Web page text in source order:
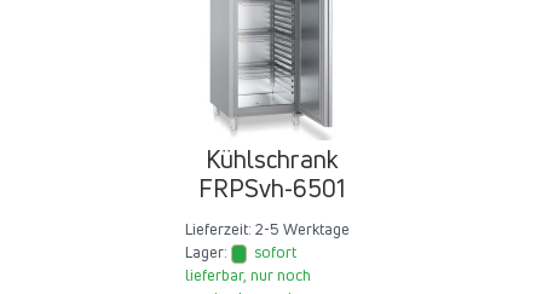
Kühlschrank
FRPSvh-6501
Lieferzeit: 2-5 Werktage
Lager:
sofort
lieferbar, nur noch